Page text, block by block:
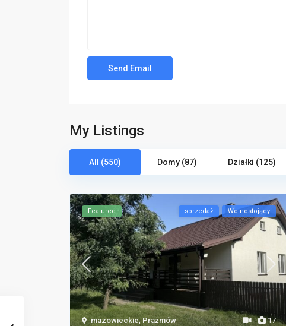
My Listings
All (550) Domy (87) Działki (125)
17
mazowieckie, Prażmów
Featured sprzedaż Wolnostojący